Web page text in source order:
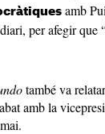
amb
per afegir que
també va
amb la